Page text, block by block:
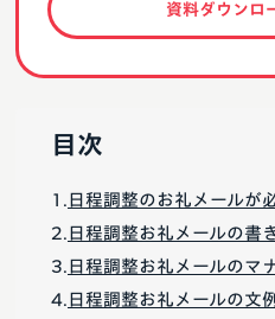
資料ダウンロ
目次
日程調整のお礼メールが
日程調整お礼メールの書
日程調整お礼メールのマ
日程調整お礼メールの文例